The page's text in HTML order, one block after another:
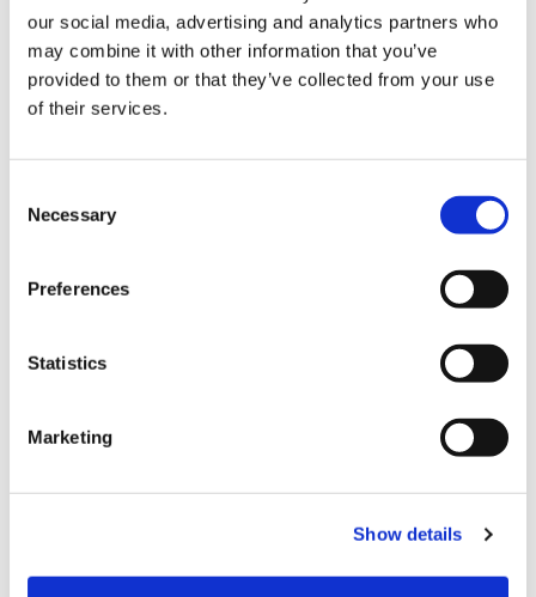
our social media, advertising and analytics partners who
may combine it with other information that you’ve
provided to them or that they’ve collected from your use
of their services.
Necessary
Preferences
Statistics
Marketing
Show details
스포츠, 아웃도어 용품이 무려 35만 점! 알펜 최대의 플래그
십 스토어 'Alpen TOKYO'